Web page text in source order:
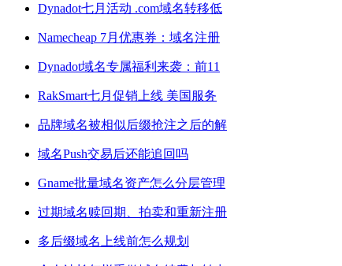
Dynadot七月活动 .com域名转移低
Namecheap 7月优惠券：域名注册
Dynadot域名专属福利来袭：前11
RakSmart七月促销上线 美国服务
品牌域名被相似后缀抢注之后的解
域名Push交易后还能追回吗
Gname批量域名资产怎么分层管理
过期域名赎回期、拍卖和重新注册
多后缀域名上线前怎么规划